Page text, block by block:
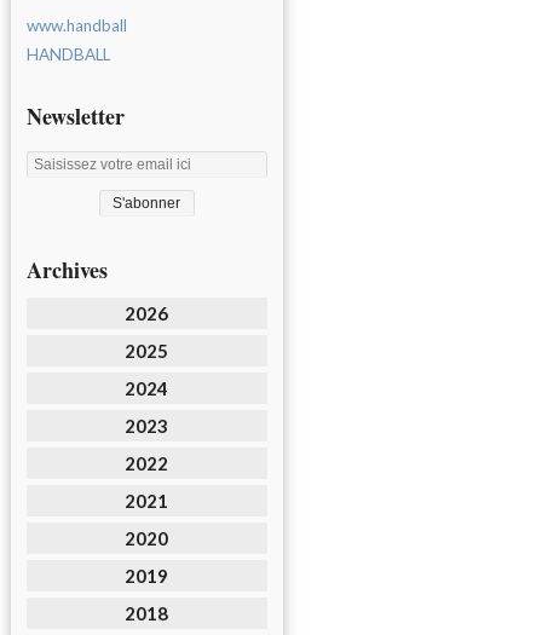
www.handball
HANDBALL
Newsletter
Archives
2026
2025
2024
2023
2022
2021
2020
2019
2018